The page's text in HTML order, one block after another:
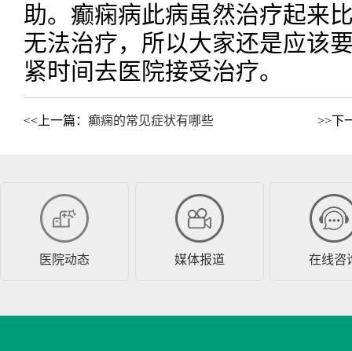
助。癫痫病此病虽然治疗起来
无法治疗，所以大家还是应该
紧时间去医院接受治疗。
<<上一篇： 癫痫的常见症状有哪些 >>下
医院动态 媒体报道 在线咨